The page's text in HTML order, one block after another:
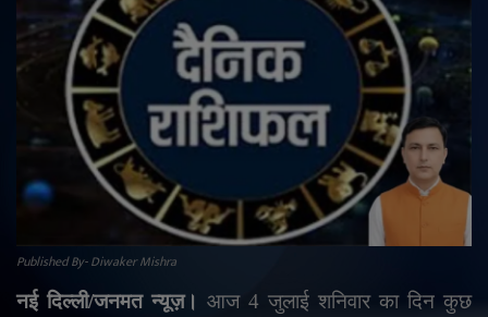
मनोरंजन
अपराध
ज्योतिष
वीडियो
टेक्नोलॉजी
Published By- Diwaker Mishra
नई दिल्ली/जनमत न्यूज़। आज 4 जुलाई शनिवार का दिन कुछ